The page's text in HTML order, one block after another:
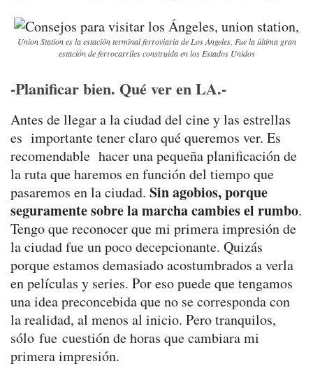
Union Station es la estación terminal ferroviaria de Los Ángeles, Fue la última gran
estación de ferrocarriles construida en los Estados Unidos
-Planificar bien. Qué ver en LA.-
Antes de llegar a la ciudad del cine y las estrellas
es importante tener claro qué queremos ver. Es
recomendable hacer una pequeña planificación de
la ruta que haremos en función del tiempo que
pasaremos en la ciudad. Sin agobios, porque
seguramente sobre la marcha cambies el rumbo.
Tengo que reconocer que mi primera impresión de
la ciudad fue un poco decepcionante. Quizás
porque estamos demasiado acostumbrados a verla
en películas y series. Por eso puede que tengamos
una idea preconcebida que no se corresponda con
la realidad, al menos al inicio. Pero tranquilos,
sólo fue cuestión de horas que cambiara mi
primera impresión.